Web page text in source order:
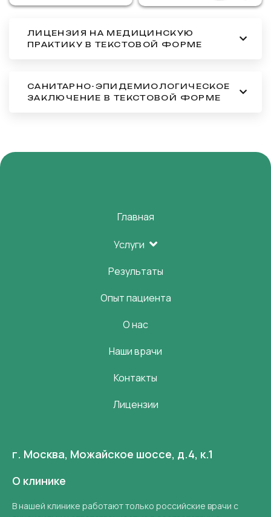
ЛИЦЕНЗИЯ НА МЕДИЦИНСКУЮ
ПРАКТИКУ В ТЕКСТОВОЙ ФОРМЕ
САНИТАРНО-ЭПИДЕМИОЛОГИЧЕСКОЕ
ЗАКЛЮЧЕНИЕ В ТЕКСТОВОЙ ФОРМЕ
Главная
Услуги
Результаты
Опыт пациента
О нас
Наши врачи
Контакты
Лицензии
г. Москва, Можайское шоссе, д.4, к.1
О клинике
В нашей клинике работают только российские врачи с